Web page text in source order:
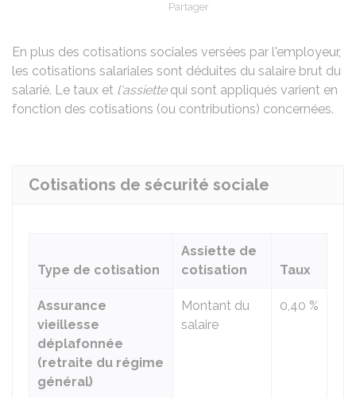
Partager
En plus des cotisations sociales versées par l'employeur,
les cotisations salariales sont déduites du salaire brut du
salarié. Le taux et l'assiettequi sont appliqués varient en
fonction des cotisations (ou contributions) concernées.
Cotisations de sécurité sociale
Type de cotisation
Assiette de
cotisation
Taux
Assurance
vieillesse
déplafonnée
(retraite du régime
général)
Montant du
salaire
0,40 %